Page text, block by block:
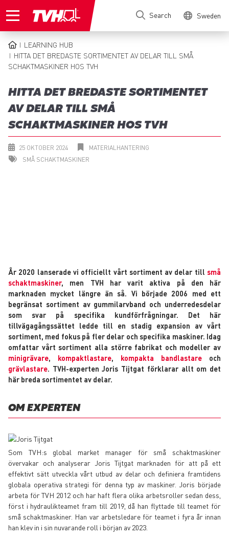
to
Search Sweden
BREADCRUMB
LEARNING HUB
HITTA DET BREDASTE SORTIMENTET AV DELAR TILL SMÅ
SCHAKTMASKINER HOS TVH
HITTA DET BREDASTE SORTIMENTET
AV DELAR TILL SMÅ
SCHAKTMASKINER HOS TVH
25 OKTOBER 2024
MATERIALHANTERING
SMÅ SCHAKTMASKINER
År 2020 lanserade vi officiellt vårt sortiment av delar till små
schaktmaskiner, men TVH har varit aktiva på den här
marknaden mycket längre än så. Vi började 2006 med ett
begränsat sortiment av gummilarvband och underredesdelar
som svar på specifika kundförfrågningar. Det här
tillvägagångssättet ledde till en stadig expansion av vårt
sortiment, med fokus på fler delar och specifika maskiner. Idag
omfattar vårt sortiment alla större fabrikat och modeller av
minigrävare, kompaktlastare, kompakta bandlastare och
grävlastare. TVH-experten Joris Tijtgat förklarar allt om det
här breda sortimentet av delar.
OM EXPERTEN
Som TVH:s global market manager för små schaktmaskiner
övervakar och analyserar Joris Tijtgat marknaden för att på ett
effektivt sätt utveckla vårt utbud av delar och definiera framtidens
globala operativa strategi för denna typ av maskiner. Joris började
arbeta för TVH 2012 och har haft flera olika arbetsroller sedan dess,
först i hydraulikteamet fram till 2019, då han flyttade till teamet för
små schaktmaskiner. Han var arbetsledare för teamet i fyra år innan
han klev in i sin nuvarande roll i början av 2023.